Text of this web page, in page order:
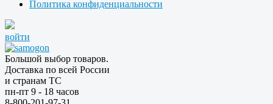
Политика конфиденциальности
войти
Большой выбор товаров.
Доставка по всей России
и странам ТС
пн-пт 9 - 18 часов